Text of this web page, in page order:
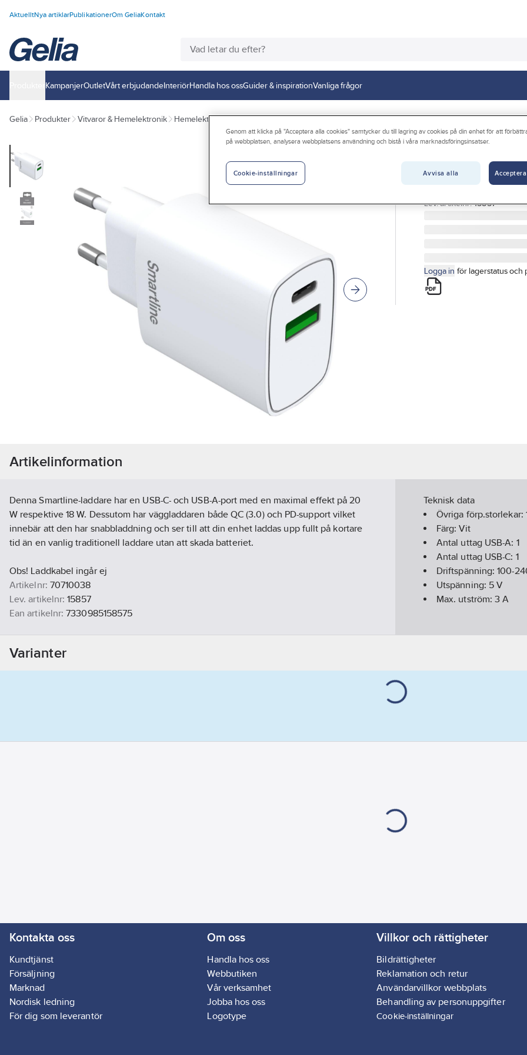
AktuelltNya artiklarPublikationerOm GeliaKontakt
KampanjerOutletVårt erbjudandeInteriörHandla hos ossGuider & inspirationVanliga frågor
Gelia Produkter Vitvaror & Hemelektronik Hemelektronik Mobiltillbehör Kablar & laddare Väggladdare
Väggladdare,
VÄGGLADDARE USB-C
Lev. artikelnr: 15857
Logga in för lagerstatus och
Artikelinformation
Denna Smartline-laddare har en USB-C- och USB-A-port med en maximal effekt på 20
W respektive 18 W. Dessutom har väggladdaren både QC (3.0) och PD-support vilket
innebär att den har snabbladdning och ser till att din enhet laddas upp fullt på kortare
tid än en vanlig traditionell laddare utan att skada batteriet.
Obs! Laddkabel ingår ej
Artikelnr: 70710038
Lev. artikelnr: 15857
Ean artikelnr: 7330985158575
Teknisk data
Övriga förp.storlekar:
Färg:Vit
Antal uttag USB-A: 1
Antal uttag USB-C: 1
Driftspänning:100-
Utspänning: 5 V
Max. utström:3 A
Varianter
Kontakta oss
Kundtjänst
Försäljning
Marknad
Nordisk ledning
För dig som leverantör
Om oss
Handla hos oss
Webbutiken
Vår verksamhet
Jobba hos oss
Logotype
Villkor och rättigheter
Bildrättigheter
Reklamation och retur
Användarvillkor webbplats
Behandling av personuppgifter
Cookie-inställningar
Genom att klicka på "Acceptera alla cookies" samtycker du till lagring av cookies på din enhet för att
på webbplatsen, analysera webbplatsens användning och bistå i våra marknadsföringsinsatser.
Avvisa alla
Cookie-inställningar